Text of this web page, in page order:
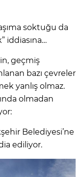
soktuğu da
iddiasına…
geçmiş
bazı çevreler
yanlış olmaz.
olmadan
Belediyesi’ne
ediliyor.